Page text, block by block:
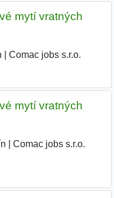
mytí vratných
Comac jobs s.r.o.
mytí vratných
Comac jobs s.r.o.